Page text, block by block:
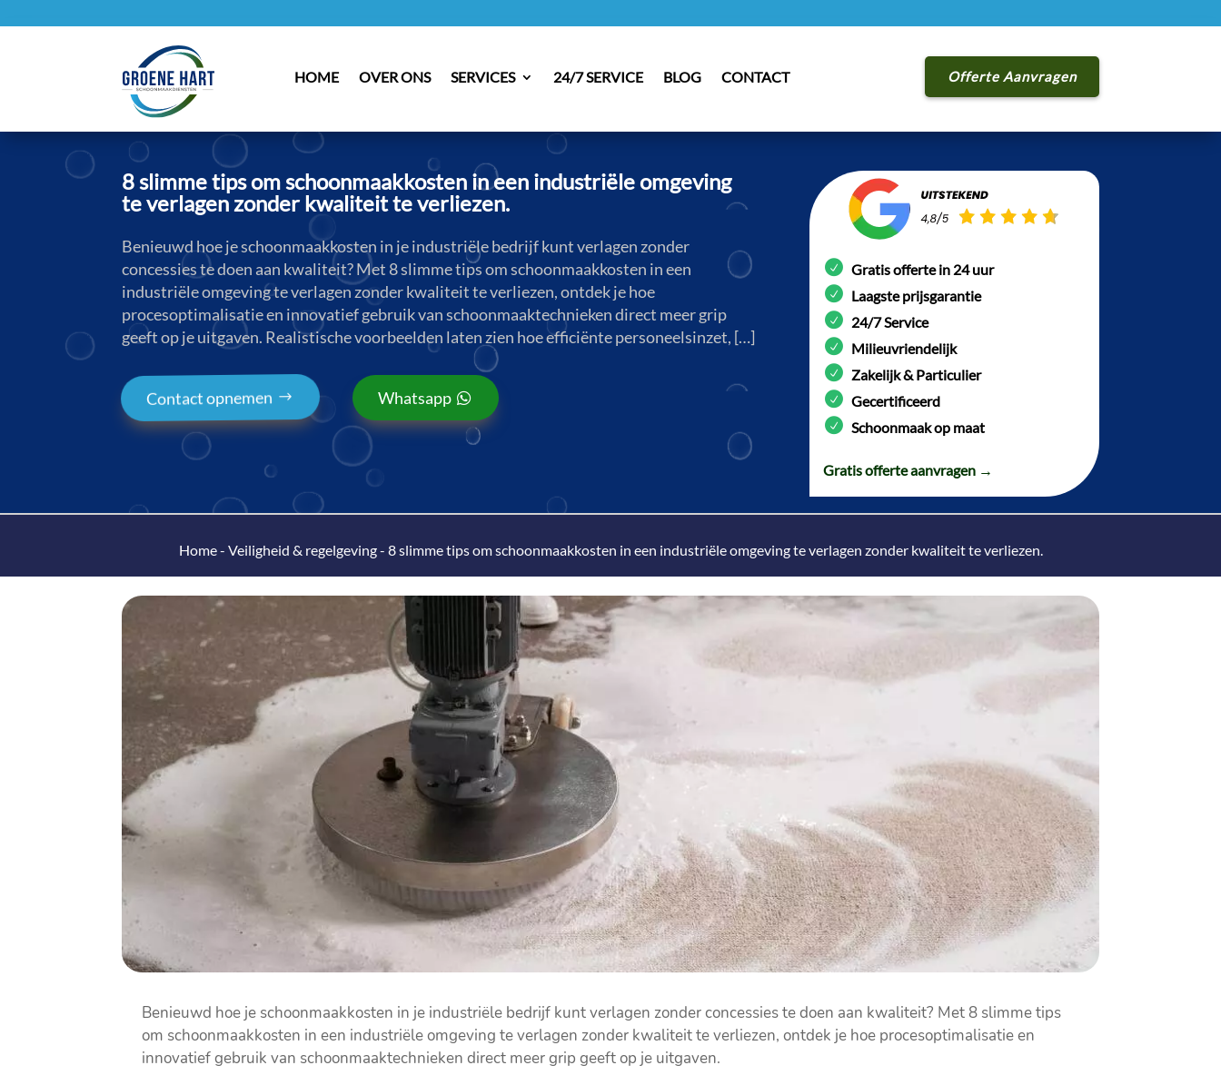
HOME OVER ONS SERVICES 24/7 SERVICE BLOG CONTACT Offerte Aanvragen
8 slimme tips om schoonmaakkosten in een industriële omgeving
te verlagen zonder kwaliteit te verliezen.​
Benieuwd hoe je schoonmaakkosten in je industriële bedrijf kunt verlagen zonder
concessies te doen aan kwaliteit? Met 8 slimme tips om schoonmaakkosten in een
industriële omgeving te verlagen zonder kwaliteit te verliezen, ontdek je hoe
procesoptimalisatie en innovatief gebruik van schoonmaaktechnieken direct meer grip
geeft op je uitgaven. Realistische voorbeelden laten zien hoe efficiënte personeelsinzet, […]
Contact opnemen Whatsapp
Gratis offerte in 24 uur
Laagste prijsgarantie
24/7 Service
Milieuvriendelijk
Zakelijk & Particulier
Gecertificeerd
Schoonmaak op maat
Gratis offerte aanvragen →
Home- Veiligheid & regelgeving- 8 slimme tips om schoonmaakkosten in een industriële omgeving te verlagen zonder kwaliteit te verliezen.​
Benieuwd hoe je schoonmaakkosten in je industriële bedrijf kunt verlagen zonder concessies te doen aan kwaliteit? Met 8 slimme tips
om schoonmaakkosten in een industriële omgeving te verlagen zonder kwaliteit te verliezen, ontdek je hoe procesoptimalisatie en
innovatief gebruik van schoonmaaktechnieken direct meer grip geeft op je uitgaven.